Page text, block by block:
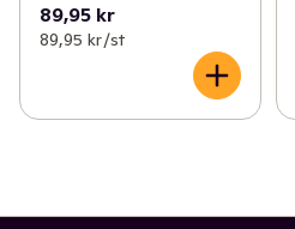
89,95 kr
89,95 kr /st